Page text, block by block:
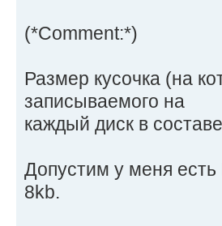
(*Comment:*)
Размеp кyсочка (на
записываемого на
каждый диск в
Допyстим y меня есть
8kb.